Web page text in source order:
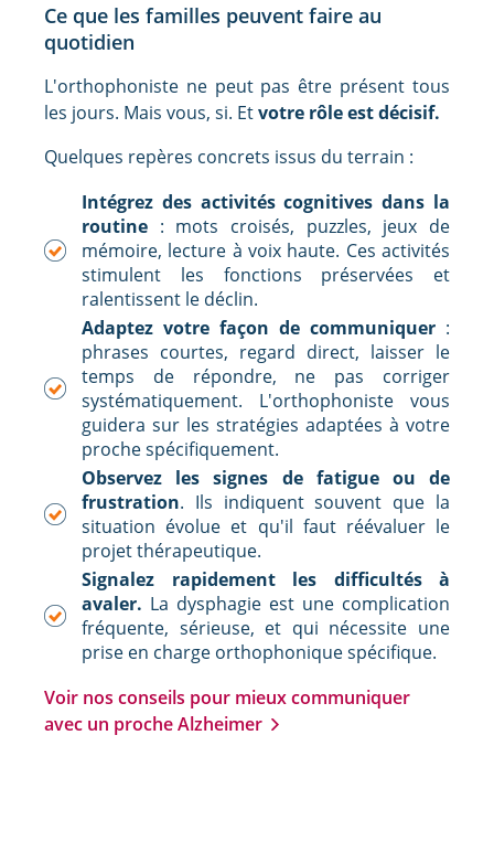
Ce que les familles peuvent faire au
quotidien
L'orthophoniste ne peut pas être présent tous
les jours. Mais vous, si. Etvotre rôle est décisif.
Quelques repères concrets issus du terrain :
Intégrez des activités cognitives dans la
routine : mots croisés, puzzles, jeux de
mémoire, lecture à voix haute. Ces activités
stimulent les fonctions préservées et
ralentissent le déclin.
Adaptez votre façon de communiquer :
phrases courtes, regard direct, laisser le
temps de répondre, ne pas corriger
systématiquement. L'orthophoniste vous
guidera sur les stratégies adaptées à votre
proche spécifiquement.
Observez les signes de fatigue ou de
frustration. Ils indiquent souvent que la
situation évolue et qu'il faut réévaluer le
projet thérapeutique.
Signalez rapidement les difficultés à
avaler. La dysphagie est une complication
fréquente, sérieuse, et qui nécessite une
prise en charge orthophonique spécifique.
Voir nos conseils pour mieux communiquer
avec un proche Alzheimer